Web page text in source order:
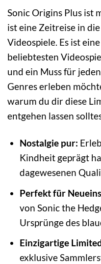
Sonic Origins Plus ist
ist eine Zeitreise in
Videospiele. Es ist
beliebtesten
und ein Muss für
Genres erleben
warum du dir diese
entgehen lassen
Nostalgie pur:
Kindheit geprägt
dagewesenen
Perfekt für
von Sonic the
Ursprünge des
Einzigartige
exklusive